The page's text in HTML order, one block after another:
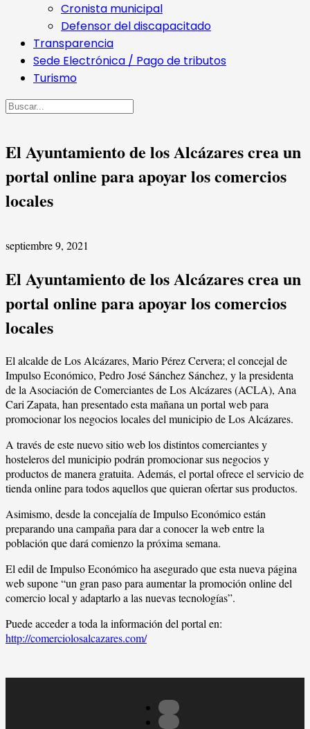
Cronista municipal
Defensor del discapacitado
Transparencia
Sede Electrónica / Pago de tributos
Turismo
Buscar
El Ayuntamiento de los Alcázares crea un
portal online para apoyar los comercios
locales
septiembre 9, 2021
El Ayuntamiento de los Alcázares crea un
portal online para apoyar los comercios
locales
El alcalde de Los Alcázares, Mario Pérez Cervera; el concejal de
Impulso Económico, Pedro José Sánchez Sánchez, y la presidenta
de la Asociación de Comerciantes de Los Alcázares (ACLA), Ana
Cari Zapata, han presentado esta mañana un portal web para
promocionar los negocios locales del municipio de Los Alcázares.
A través de este nuevo sitio web los distintos comerciantes y
hosteleros del municipio podrán promocionar sus negocios y
productos de manera gratuita. Además, el portal ofrece el servicio de
tienda online para todos aquellos que quieran ofertar sus productos.
Asimismo, desde la concejalía de Impulso Económico están
preparando una campaña para dar a conocer la web entre la
población que dará comienzo la próxima semana.
El edil de Impulso Económico ha asegurado que esta nueva página
web supone “un gran paso para aumentar la promoción online del
comercio local y adaptarlo a las nuevas tecnologías”.
Puede acceder a toda la información del portal en:
http://comerciolosalcazares.com/